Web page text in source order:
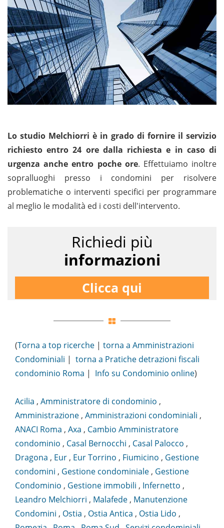
Lo studio Melchiorri è in grado di fornire il servizio
richiesto entro 24 ore dalla richiesta e in caso di
urgenza anche entro poche ore. Effettuiamo inoltre
sopralluoghi presso i condomini per risolvere
problematiche o interventi specifici per programmare
al meglio le modalità ed i costi dell'intervento.
Richiedi più
informazioni
Clicca qui
(Torna a top ricerche | torna a Amministrazioni
Condominiali | torna a Pratiche detrazioni fiscali
condominio Roma | Info su Condominio online)
Acilia , Amministratore di condominio ,
Amministrazione , Amministrazioni condominiali ,
ANACI Roma , Axa , Cambio Amministratore
condominio , Casal Bernocchi , Casal Palocco ,
Dragona , Eur , Eur Torrino , Fiumicino , Gestione
condomini , Gestione condominiale , Gestione
Condominio , Gestione immobili , Infernetto ,
Leandro Melchiorri , Malafede , Manutenzione
Condomini , Ostia , Ostia Antica , Ostia Lido ,